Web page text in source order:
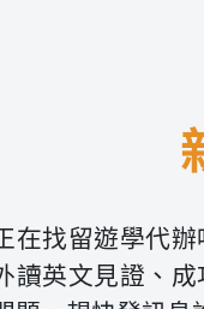
在找留遊學代
讀英文見證、